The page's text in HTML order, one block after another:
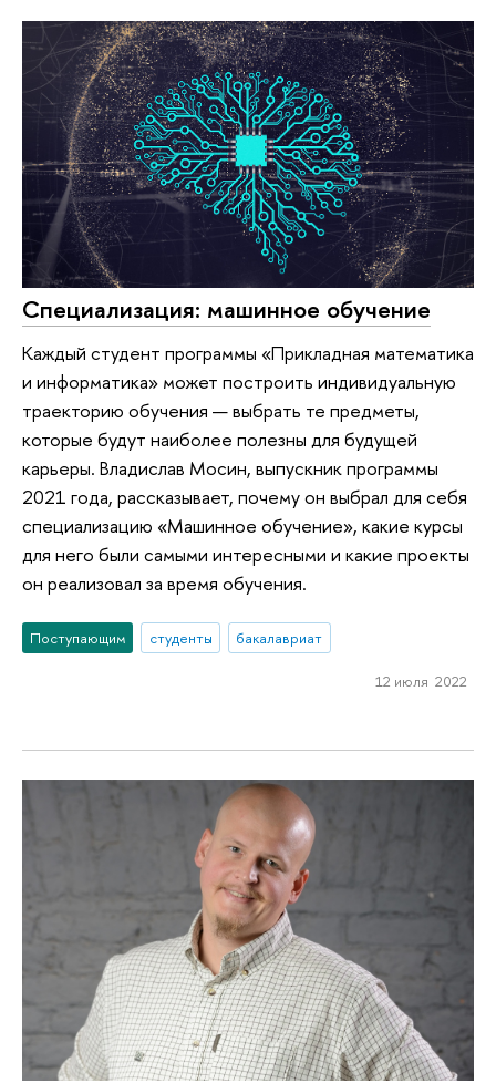
Специализация: машинное обучение
Каждый студент программы «Прикладная математика
и информатика» может построить индивидуальную
траекторию обучения — выбрать те предметы,
которые будут наиболее полезны для будущей
карьеры. Владислав Мосин, выпускник программы
2021 года, рассказывает, почему он выбрал для себя
специализацию «Машинное обучение», какие курсы
для него были самыми интересными и какие проекты
он реализовал за время обучения.
Поступающим студенты бакалавриат
12 июля 2022